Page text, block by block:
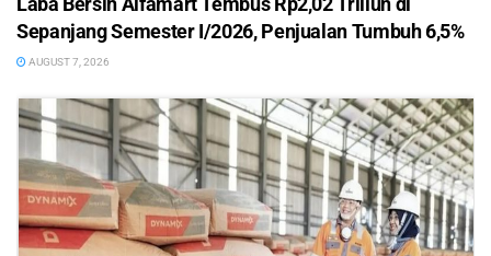
Sepanjang Semester I/2026, Penjualan Tumbuh 6,5%
AUGUST 7, 2026